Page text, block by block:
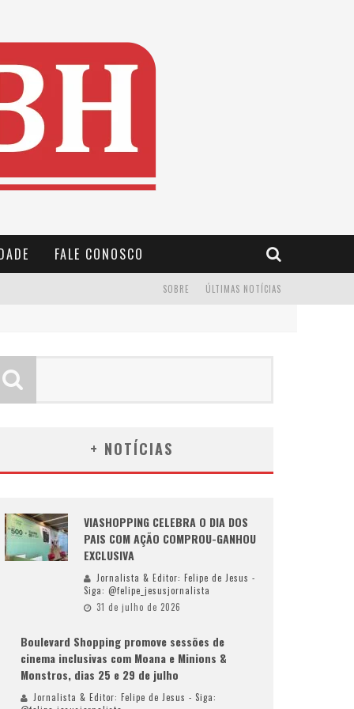
FALE CONOSCO
ÚLTIMAS NOTÍCIAS
SOBRE
+ NOTÍCIAS
VIASHOPPING CELEBRA O DIA DOS
PAIS COM AÇÃO COMPROU-GANHOU
EXCLUSIVA
Jornalista & Editor: Felipe de Jesus -
Siga: @felipe_jesusjornalista
31 de julho de 2026
Boulevard Shopping promove sessões de
cinema inclusivas com Moana e Minions &
Monstros, dias 25 e 29 de julho
Jornalista & Editor: Felipe de Jesus - Siga: